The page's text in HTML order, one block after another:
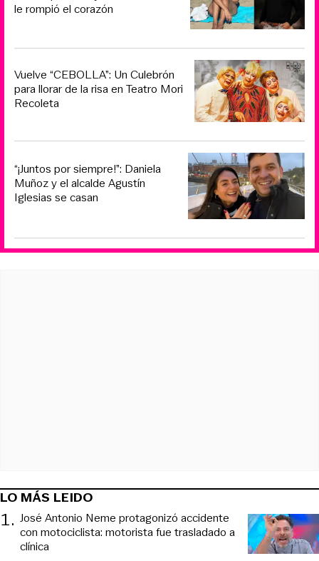
le rompió el corazón
Vuelve “CEBOLLA”: Un Culebrón
para llorar de la risa en Teatro Mori
Recoleta
“¡Juntos por siempre!”: Daniela
Muñoz y el alcalde Agustín
Iglesias se casan
LO MÁS LEIDO
1. José Antonio Neme protagonizó accidente
con motociclista: motorista fue trasladado a
clínica